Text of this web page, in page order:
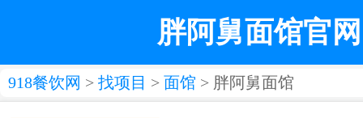
胖阿舅面馆官网
918餐饮网 > 找项目 > 面馆 > 胖阿舅面馆